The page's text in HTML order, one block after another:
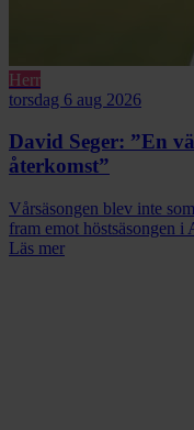
Herr
torsdag 6 aug 2026
David Seger: ”En
återkomst”
Vårsäsongen blev inte
fram emot höstsäsongen i
Läs mer